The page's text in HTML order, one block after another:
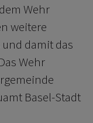
Wehr
weitere
damit das
Wehr
Basel-Stadt